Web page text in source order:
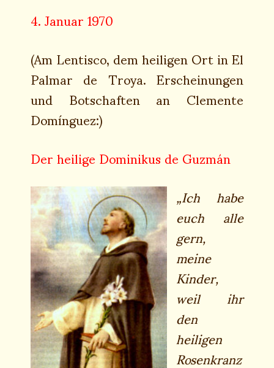
4. Januar 1970
(Am Lentisco, dem heiligen Ort in El
Palmar de Troya. Erscheinungen
und Botschaften an Clemente
Domínguez:)
Der heilige Dominikus de Guzmán
„Ich habe
euch alle
gern,
meine
Kinder,
weil ihr
den
heiligen
Rosenkranz